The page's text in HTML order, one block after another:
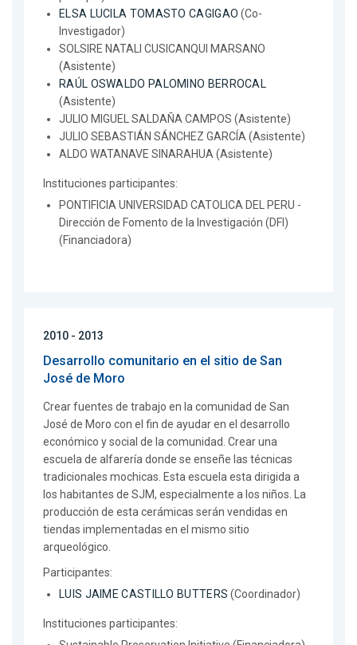
ELSA LUCILA TOMASTO CAGIGAO (Co-
Investigador)
SOLSIRE NATALI CUSICANQUI MARSANO
(Asistente)
RAÚL OSWALDO PALOMINO BERROCAL
(Asistente)
JULIO MIGUEL SALDAÑA CAMPOS (Asistente)
JULIO SEBASTIÁN SÁNCHEZ GARCÍA (Asistente)
ALDO WATANAVE SINARAHUA (Asistente)
Instituciones participantes:
PONTIFICIA UNIVERSIDAD CATOLICA DEL PERU -
Dirección de Fomento de la Investigación (DFI)
(Financiadora)
2010 - 2013
Desarrollo comunitario en el sitio de San
José de Moro
Crear fuentes de trabajo en la comunidad de San
José de Moro con el fin de ayudar en el desarrollo
económico y social de la comunidad. Crear una
escuela de alfarería donde se enseñe las técnicas
tradicionales mochicas. Esta escuela esta dirigida a
los habitantes de SJM, especialmente a los niños. La
producción de esta cerámicas serán vendidas en
tiendas implementadas en el mismo sitio
arqueológico.
Participantes:
LUIS JAIME CASTILLO BUTTERS (Coordinador)
Instituciones participantes: